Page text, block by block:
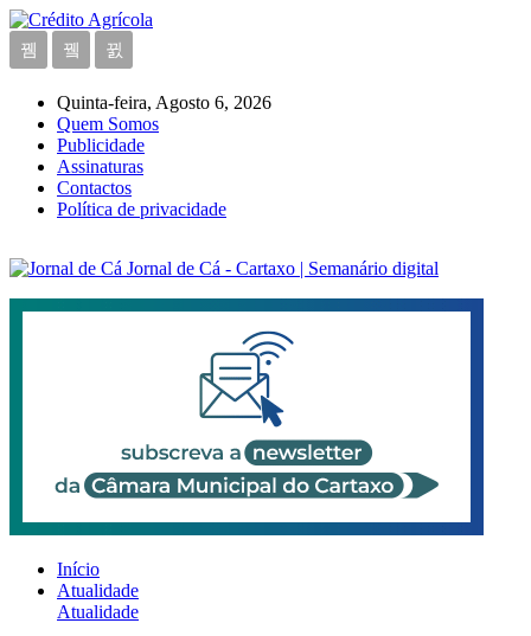
Quinta-feira, Agosto 6, 2026
Quem Somos
Publicidade
Assinaturas
Contactos
Política de privacidade
Jornal de Cá - Cartaxo | Semanário digital
Início
Atualidade
Atualidade